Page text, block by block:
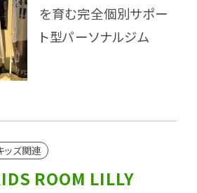
を育む完全個別サポー
ト型パーソナルジム
ッズ関連
ROOM LILLY